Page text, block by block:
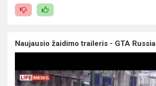
Naujausio žaidimo traileris - GTA Russia